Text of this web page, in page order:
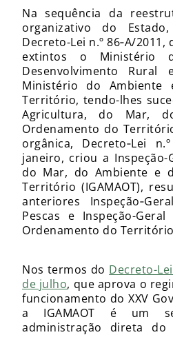
Na sequência da
organizativo do
Decreto-Lei n.º 86‑A/
extintos o Ministério
Desenvolvimento
Ministério do Ambiente
Território, tendo-lhes
Agricultura, do Mar,
Ordenamento do
orgânica, Decreto‑Lei
janeiro, criou a Inspeção-
do Mar, do Ambiente e
Território (IGAMAOT),
anteriores
Pescas e Inspeção-
Ordenamento do
Nos termos do Decreto-
de julho, que aprova o
funcionamento do XXV
a IGAMAOT é um
administração direta